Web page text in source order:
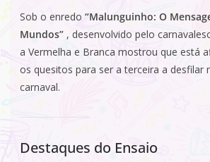
Sob o enredo “Malunguinho: O
Mundos” , desenvolvido pelo
a Vermelha e Branca mostrou que está
os quesitos para ser a terceira a desfilar
carnaval.
Destaques do Ensaio